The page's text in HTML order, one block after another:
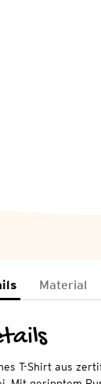
Material
T-Shirt aus